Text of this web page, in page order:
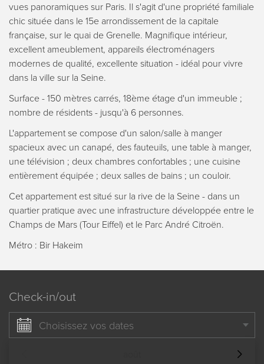
vues panoramiques sur Paris. Il s'agit d'une propriété familiale
chic située dans le 15e arrondissement de la capitale
française, sur le quai de Grenelle. Magnifique intérieur,
excellent ameublement, appareils électroménagers
modernes de qualité, excellente situation - idéal pour vivre
dans la ville sur la Seine.
Surface - 150 mètres carrés, 18ème étage d'un immeuble ;
nombre de résidents - jusqu'à 6 personnes.
L'appartement se compose d'un salon/salle à manger
spacieux avec un canapé, des fauteuils, une table à manger,
une télévision ; deux chambres confortables ; une cuisine
entièrement équipée ; deux salles de bains ; un couloir.
Cet appartement est situé sur la rive de la Seine - dans un
quartier pratique avec une infrastructure développée entre le
Champs de Mars (Tour Eiffel) et le Parc André Citroën.
Métro : Bir Hakeim
Check-in/out
Choisissez vos dates